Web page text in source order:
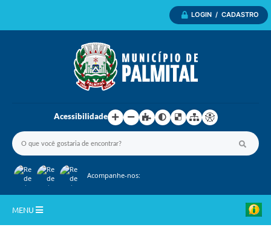
LOGIN / CADASTRO
Acessibilidade
Acompanhe-nos:
MENU